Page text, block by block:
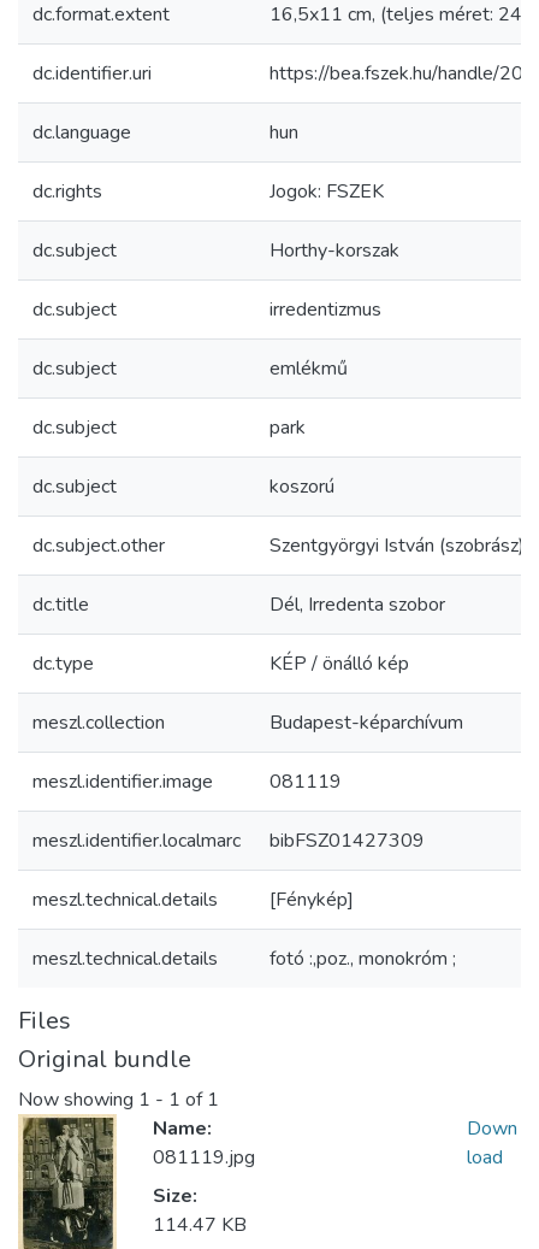
dc.format.extent 16,5x11 cm, (teljes méret:
dc.identifier.uri https://bea.fszek.hu/handle/
dc.language hun
dc.rights Jogok: FSZEK
dc.subject Horthy-korszak
dc.subject irredentizmus
dc.subject emlékmű
dc.subject park
dc.subject koszorú
dc.subject.other Szentgyörgyi István
dc.title Dél, Irredenta szobor
dc.type KÉP / önálló kép
meszl.collection Budapest-képarchívum
meszl.identifier.image 081119
meszl.identifier.localmarc bibFSZ01427309
meszl.technical.details [Fénykép]
meszl.technical.details fotó :,poz., monokróm ;
Files
Original bundle
Now showing 1 - 1 of 1
Name:
081119.jpg
Size:
114.47 KB
Down
load